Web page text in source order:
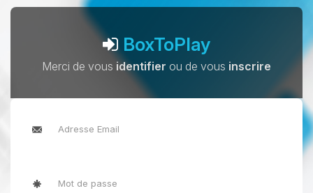
BoxToPlay
Merci de vous identifier ou de vous inscrire